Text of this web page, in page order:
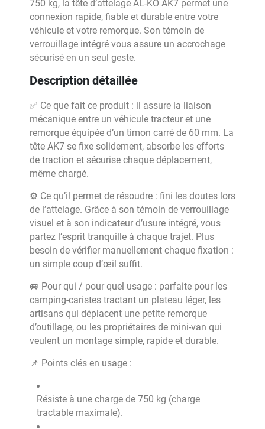
750 kg, la tête d’attelage AL-KO AK7 permet une
connexion rapide, fiable et durable entre votre
véhicule et votre remorque. Son témoin de
verrouillage intégré vous assure un accrochage
sécurisé en un seul geste.
Description détaillée
✅ Ce que fait ce produit : il assure la liaison
mécanique entre un véhicule tracteur et une
remorque équipée d’un timon carré de 60 mm. La
tête AK7 se fixe solidement, absorbe les efforts
de traction et sécurise chaque déplacement,
même chargé.
⚙️ Ce qu’il permet de résoudre : fini les doutes lors
de l’attelage. Grâce à son témoin de verrouillage
visuel et à son indicateur d’usure intégré, vous
partez l’esprit tranquille à chaque trajet. Plus
besoin de vérifier manuellement chaque fixation :
un simple coup d’œil suffit.
🚐 Pour qui / pour quel usage : parfaite pour les
camping-caristes tractant un plateau léger, les
artisans qui déplacent une petite remorque
d’outillage, ou les propriétaires de mini-van qui
veulent un montage simple, rapide et durable.
📌 Points clés en usage :
Résiste à une charge de 750 kg (charge
tractable maximale).